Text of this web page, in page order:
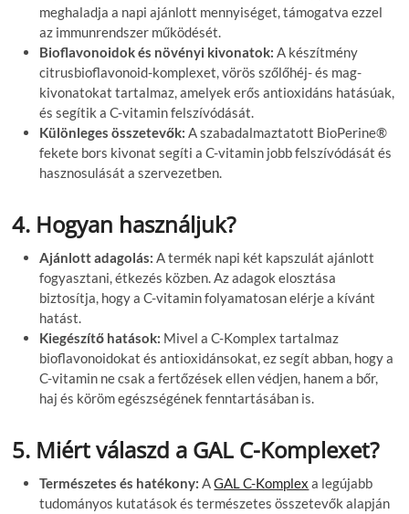
meghaladja a napi ajánlott mennyiséget, támogatva ezzel
az immunrendszer működését.
Bioflavonoidok és növényi kivonatok: A készítmény
citrusbioflavonoid-komplexet, vörös szőlőhéj- és mag-
kivonatokat tartalmaz, amelyek erős antioxidáns hatásúak,
és segítik a C-vitamin felszívódását.
Különleges összetevők: A szabadalmaztatott BioPerine®
fekete bors kivonat segíti a C-vitamin jobb felszívódását és
hasznosulását a szervezetben.
4. Hogyan használjuk?
Ajánlott adagolás: A termék napi két kapszulát ajánlott
fogyasztani, étkezés közben. Az adagok elosztása
biztosítja, hogy a C-vitamin folyamatosan elérje a kívánt
hatást.
Kiegészítő hatások: Mivel a C-Komplex tartalmaz
bioflavonoidokat és antioxidánsokat, ez segít abban, hogy a
C-vitamin ne csak a fertőzések ellen védjen, hanem a bőr,
haj és köröm egészségének fenntartásában is.
5. Miért válaszd a GAL C-Komplexet?
Természetes és hatékony: AGAL C-Komplex a legújabb
tudományos kutatások és természetes összetevők alapján